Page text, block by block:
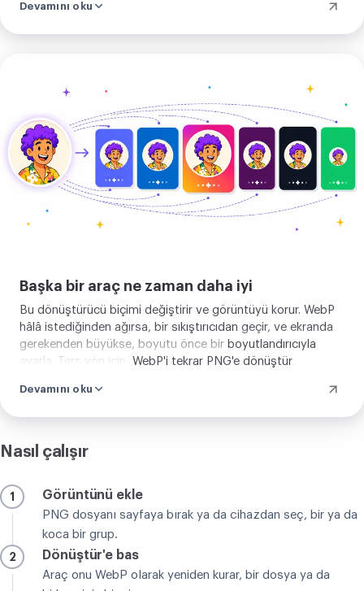
doğrulayabilirsin, orada bir görüntü hiç çağrı yapmaz.
Devamını oku
Başka bir araç ne zaman daha iyi
Bu dönüştürücü biçimi değiştirir ve görüntüyü korur. WebP
hâlâ istediğinden ağırsa, bir sıkıştırıcıdan geçir, ve ekranda
gerekenden büyükse, boyutu önce bir boyutlandırıcıyla
ayarla. Ters yön için, WebP'i tekrar PNG'e dönüştür.
Devamını oku
Nasıl çalışır
1 Görüntünü ekle
PNG dosyanı sayfaya bırak ya da cihazdan seç, bir ya da
koca bir grup.
2 Dönüştür'e bas
Araç onu WebP olarak yeniden kurar, bir dosya ya da